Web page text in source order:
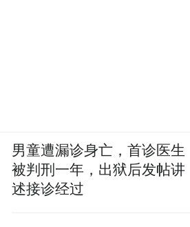
男童遭漏诊身亡，首诊医生
被判刑一年，出狱后发帖讲
述接诊经过